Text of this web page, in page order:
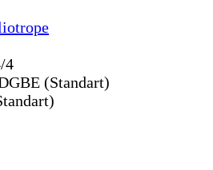
4
(Standart)